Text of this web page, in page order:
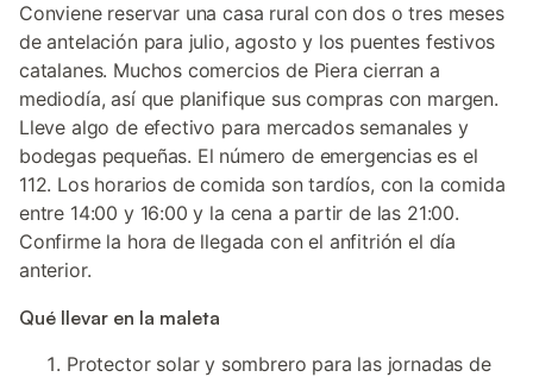
Conviene reservar una casa rural con dos o tres meses
de antelación para julio, agosto y los puentes festivos
catalanes. Muchos comercios de Piera cierran a
mediodía, así que planifique sus compras con margen.
Lleve algo de efectivo para mercados semanales y
bodegas pequeñas. El número de emergencias es el
112. Los horarios de comida son tardíos, con la comida
entre 14:00 y 16:00 y la cena a partir de las 21:00.
Confirme la hora de llegada con el anfitrión el día
anterior.
Qué llevar en la maleta
Protector solar y sombrero para las jornadas de